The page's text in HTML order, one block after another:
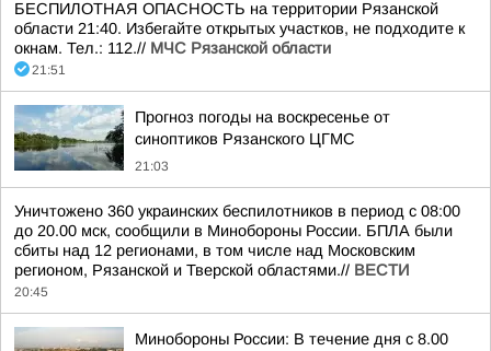
БЕСПИЛОТНАЯ ОПАСНОСТЬ на территории Рязанской
области 21:40. Избегайте открытых участков, не подходите к
окнам. Тел.: 112.// МЧС Рязанской области
21:51
Прогноз погоды на воскресенье от
синоптиков Рязанского ЦГМС
21:03
Уничтожено 360 украинских беспилотников в период с 08:00
до 20.00 мск, сообщили в Минобороны России. БПЛА были
сбиты над 12 регионами, в том числе над Московским
регионом, Рязанской и Тверской областями.// ВЕСТИ
20:45
Минобороны России: В течение дня с 8.00